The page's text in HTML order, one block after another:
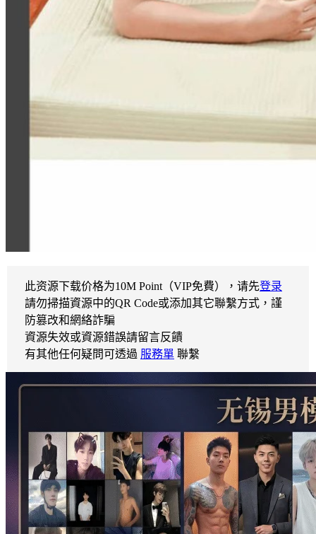
此资源下载价格为10M Point（VIP免費），请先登录
請勿掃描資源中的QR Code或添加其它聯繫方式，謹
防篡改和網絡詐騙
資源失效或資源錯誤請留言反饋
有其他任何疑問可透過 服務單 聯繫